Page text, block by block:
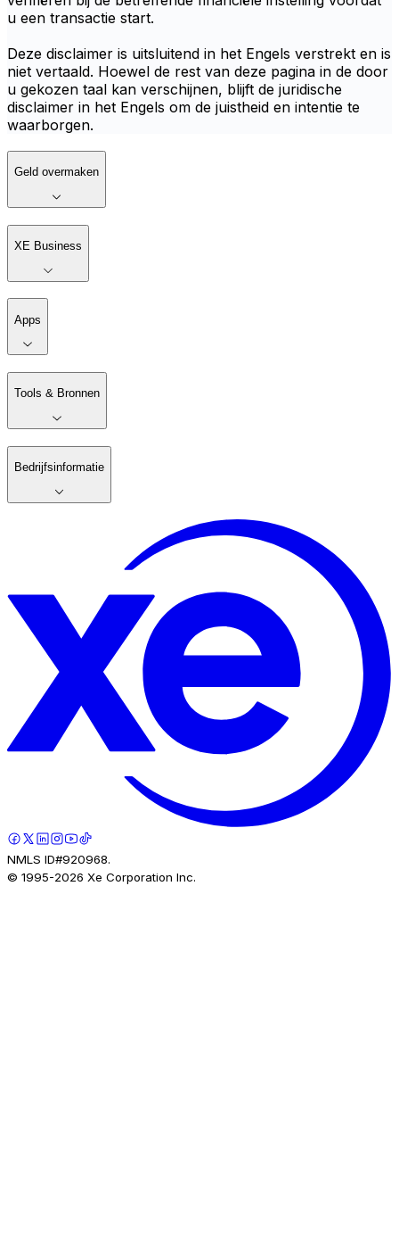
u een transactie start.
Deze disclaimer is uitsluitend in het Engels verstrekt en is
niet vertaald. Hoewel de rest van deze pagina in de door
u gekozen taal kan verschijnen, blijft de juridische
disclaimer in het Engels om de juistheid en intentie te
waarborgen.
Geld overmaken
XE Business
Apps
Tools & Bronnen
Bedrijfsinformatie
NMLS ID#920968.
© 1995-2026 Xe Corporation Inc.